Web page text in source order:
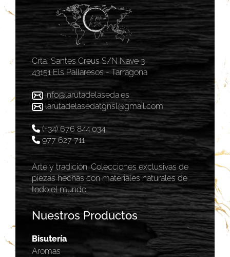
Crta, Santes Creus S/N Nave 3
43151 Els Pallaresos - Tarragona
info@larutadelaseda.es
larutadelasedatgnsl@gmail.com
(+34) 676 844 034
977 627 711
Arte y tradición. Colecciones exclusivas de
piezas hechas con materiales naturales de
todo el mundo.
Nuestros Productos
Bisutería
Aromas